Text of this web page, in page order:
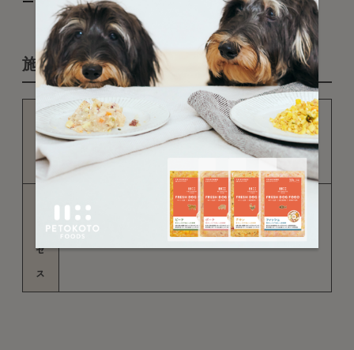
施設の概要
設
名
筑波山
セ
ス
〒300-4352 茨城県つくば市筑波